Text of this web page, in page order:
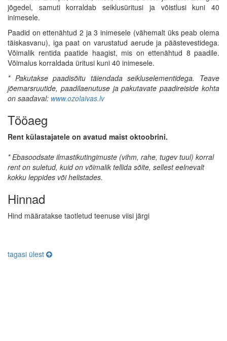
jõgedel, samuti korraldab seiklusüritusi ja võistlusi kuni 40
inimesele.
Paadid on ettenähtud 2 ja 3 inimesele (vähemalt üks peab olema
täiskasvanu), iga paat on varustatud aerude ja päästevestidega.
Võimalik rentida paatide haagist, mis on ettenähtud 8 paadile.
Võimalus korraldada üritusi kuni 40 inimesele.
* Pakutakse paadisõitu täiendada seikluselementidega. Teave
jõemarsruutide, paadilaenutuse ja pakutavate paadireiside kohta
on saadaval: www.ozolaivas.lv
Tööaeg
Rent külastajatele on avatud maist oktoobrini.
* Ebasoodsate ilmastikutingimuste (vihm, rahe, tugev tuul) korral
rent on suletud, kuid on võimalik tellida sõite, sellest eelnevalt
kokku leppides või helistades.
Hinnad
Hind määratakse taotletud teenuse viisi järgi
tagasi ülest